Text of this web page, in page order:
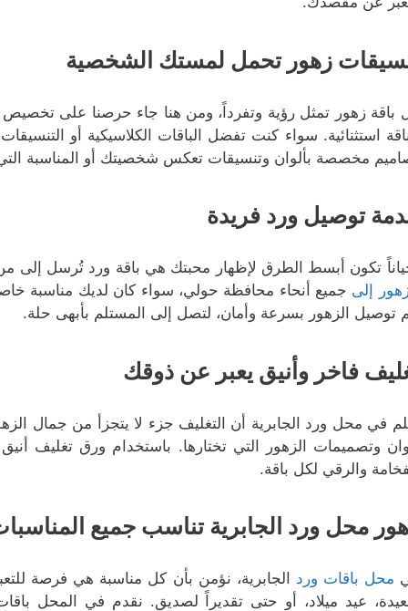
زهور تحمل لمستك الشخصية
باقة زهور تمثل رؤية وتفرداً، ومن هنا جاء حرصنا على
استثنائية. سواء كنت تفضل الباقات الكلاسيكية أو
مخصصة بألوان وتنسيقات تعكس شخصيتك أو المناسبة التي
توصيل ورد فريدة
تكون أبسط الطرق لإظهار محبتك هي باقة ورد تُرسل إلى
إلى جميع أنحاء محافظة حولي، سواء كان لديك مناسبة
توصيل الزهور بسرعة وأمان، لتصل إلى المستلم بأبهى حلة.
فاخر وأنيق يعبر عن ذوقك
في محل ورد الجابرية أن التغليف جزء لا يتجزأ من جمال
وتصميمات الزهور التي تختارها. باستخدام ورق تغليف
والرقي لكل باقة.
محل ورد الجابرية تناسب جميع
محل باقات ورد الجابرية، نؤمن بأن كل مناسبة هي فرصة
عيد ميلاد، أو حتى تقديراً لصديق. نقدم في المحل